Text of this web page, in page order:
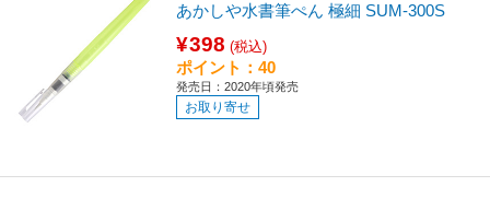
あかしや水書筆ぺん 極細 SUM-300S
¥398 (税込)
ポイント：40
発売日：2020年頃発売
お取り寄せ